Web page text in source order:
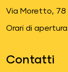
Via Moretto, 78
Orari di
Contatti